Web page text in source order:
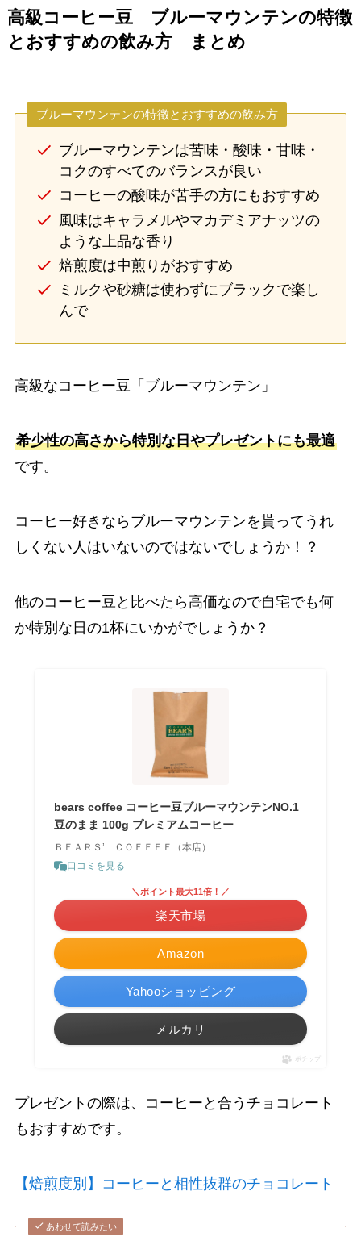
高級コーヒー豆 ブルーマウンテンの特徴
とおすすめの飲み方 まとめ
ブルーマウンテンの特徴とおすすめの飲み方
ブルーマウンテンは苦味・酸味・甘味・
コクのすべてのバランスが良い
コーヒーの酸味が苦手の方にもおすすめ
風味はキャラメルやマカデミアナッツの
ような上品な香り
焙煎度は中煎りがおすすめ
ミルクや砂糖は使わずにブラックで楽し
んで
高級なコーヒー豆「ブルーマウンテン」
希少性の高さから特別な日やプレゼントにも最適
です。
コーヒー好きならブルーマウンテンを貰ってうれ
しくない人はいないのではないでしょうか！？
他のコーヒー豆と比べたら高価なので自宅でも何
か特別な日の1杯にいかがでしょうか？
bears coffee コーヒー豆ブルーマウンテンNO.1
豆のまま 100g プレミアムコーヒー
ＢＥＡＲＳ’ ＣＯＦＦＥＥ（本店）
口コミを見る
Amazon
＼ポイント最大11倍！／
楽天市場
Yahooショッピング
メルカリ
ポチップ
プレゼントの際は、コーヒーと合うチョコレート
もおすすめです。
【焙煎度別】コーヒーと相性抜群のチョコレート
あわせて読みたい